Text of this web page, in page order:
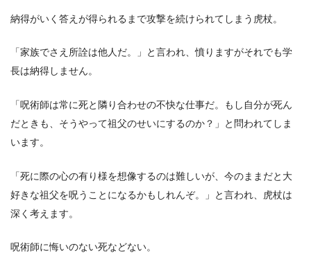
納得がいく答えが得られるまで攻撃を続けられてしまう虎杖。
「家族でさえ所詮は他人だ。」と言われ、憤りますがそれでも学
長は納得しません。
「呪術師は常に死と隣り合わせの不快な仕事だ。もし自分が死ん
だときも、そうやって祖父のせいにするのか？」と問われてしま
います。
「死に際の心の有り様を想像するのは難しいが、今のままだと大
好きな祖父を呪うことになるかもしれんぞ。」と言われ、虎杖は
深く考えます。
呪術師に悔いのない死などない。